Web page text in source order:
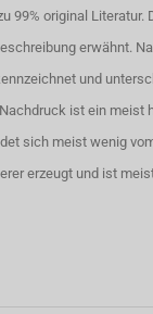
99% original Literatur.
erwähnt.
und
ist ein meist
sich meist wenig
erzeugt und ist